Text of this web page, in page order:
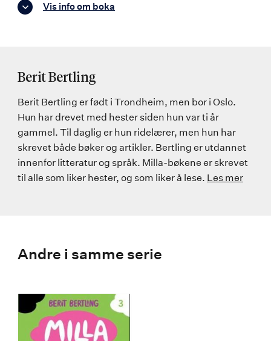
Vis info om boka
Berit Bertling
Berit Bertling er født i Trondheim, men bor i Oslo.
Hun har drevet med hester siden hun var ti år
gammel. Til daglig er hun ridelærer, men hun har
skrevet både bøker og artikler. Bertling er utdannet
innenfor litteratur og språk. Milla-bøkene er skrevet
til alle som liker hester, og som liker å lese. Les mer
Andre i samme serie